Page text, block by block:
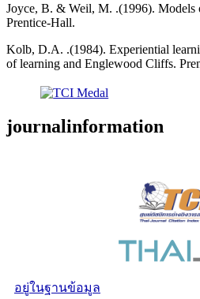
Joyce, B. & Weil, M. .(1996). Models
Prentice-Hall.
Kolb, D.A. .(1984). Experiential
of learning and Englewood Cliffs.
journalinformation
อยู่ในฐานข้อมูล